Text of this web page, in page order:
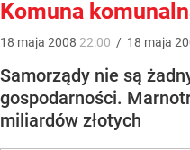
Komuna
18 maja 2008 22:00 / 18 maja
Samorządy nie są
gospodarności.
miliardów złotych